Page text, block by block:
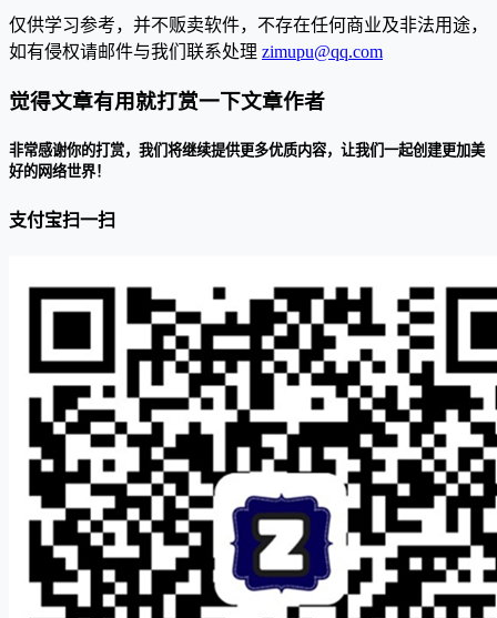
仅供学习参考，并不贩卖软件，不存在任何商业及非法用途，
如有侵权请邮件与我们联系处理 zimupu@qq.com
觉得文章有用就打赏一下文章作者
非常感谢你的打赏，我们将继续提供更多优质内容，让我们一起创建更加美
好的网络世界！
支付宝扫一扫